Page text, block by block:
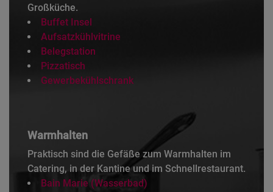
Großküche.
Buffet Insel
Aufsatzkühlvitrine
Belegstation
Pizzatisch
Gewerbekühlschrank
Warmhalten
Praktisch sind die Gefäße zum Warmhalten im
Catering, in der Kantine und im Schnellrestaurant.
Bain Marie (Wasserbad)